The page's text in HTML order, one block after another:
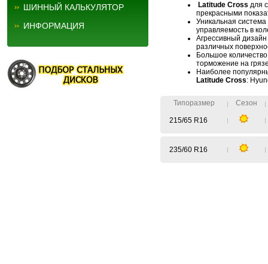
ШИННЫЙ КАЛЬКУЛЯТОР
ИНФОРМАЦИЯ
Latitude Cross для
прекрасными
Уникальная система
управляемость в
Агрессивный дизайн
различных
Большое
торможение на
Наиболее
Latitude Cross:
Типоразмер Сезон
215/65 R16
235/60 R16